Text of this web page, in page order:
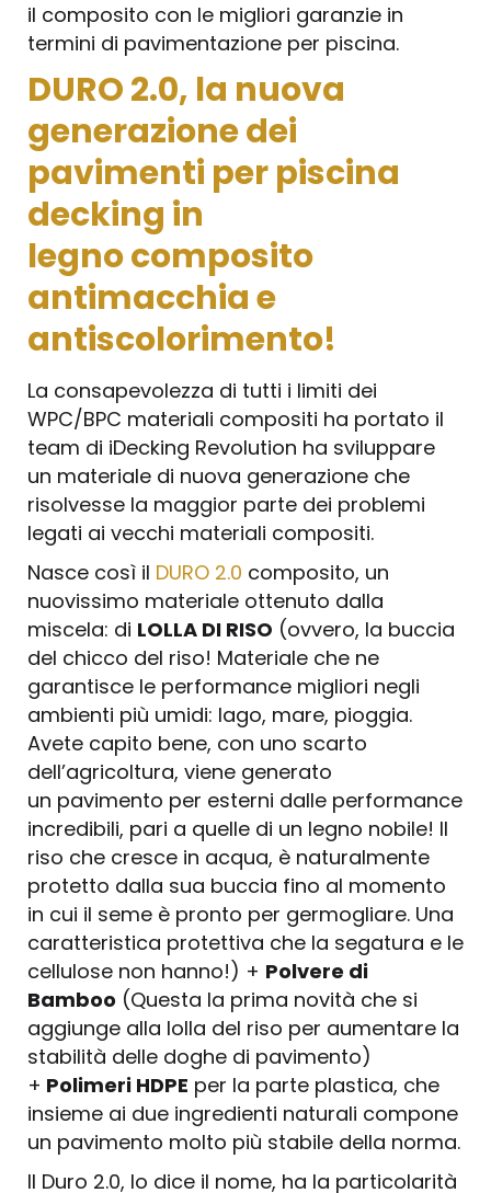
il composito con le migliori garanzie in
termini di pavimentazione per piscina.
DURO 2.0, la nuova
generazione dei
pavimenti per piscina
decking in
legno composito
antimacchia e
antiscolorimento!
La consapevolezza di tutti i limiti dei
WPC/BPC materiali compositi ha portato il
team di iDecking Revolution ha sviluppare
un materiale di nuova generazione che
risolvesse la maggior parte dei problemi
legati ai vecchi materiali compositi.
Nasce così il DURO 2.0 composito, un
nuovissimo materiale ottenuto dalla
miscela: di LOLLA DI RISO (ovvero, la buccia
del chicco del riso! Materiale che ne
garantisce le performance migliori negli
ambienti più umidi: lago, mare, pioggia.
Avete capito bene, con uno scarto
dell’agricoltura, viene generato
un pavimento per esterni dalle performance
incredibili, pari a quelle di un legno nobile! Il
riso che cresce in acqua, è naturalmente
protetto dalla sua buccia fino al momento
in cui il seme è pronto per germogliare. Una
caratteristica protettiva che la segatura e le
cellulose non hanno!) + Polvere di
Bamboo (Questa la prima novità che si
aggiunge alla lolla del riso per aumentare la
stabilità delle doghe di pavimento)
+ Polimeri HDPE per la parte plastica, che
insieme ai due ingredienti naturali compone
un pavimento molto più stabile della norma.
Il Duro 2.0, lo dice il nome, ha la particolarità